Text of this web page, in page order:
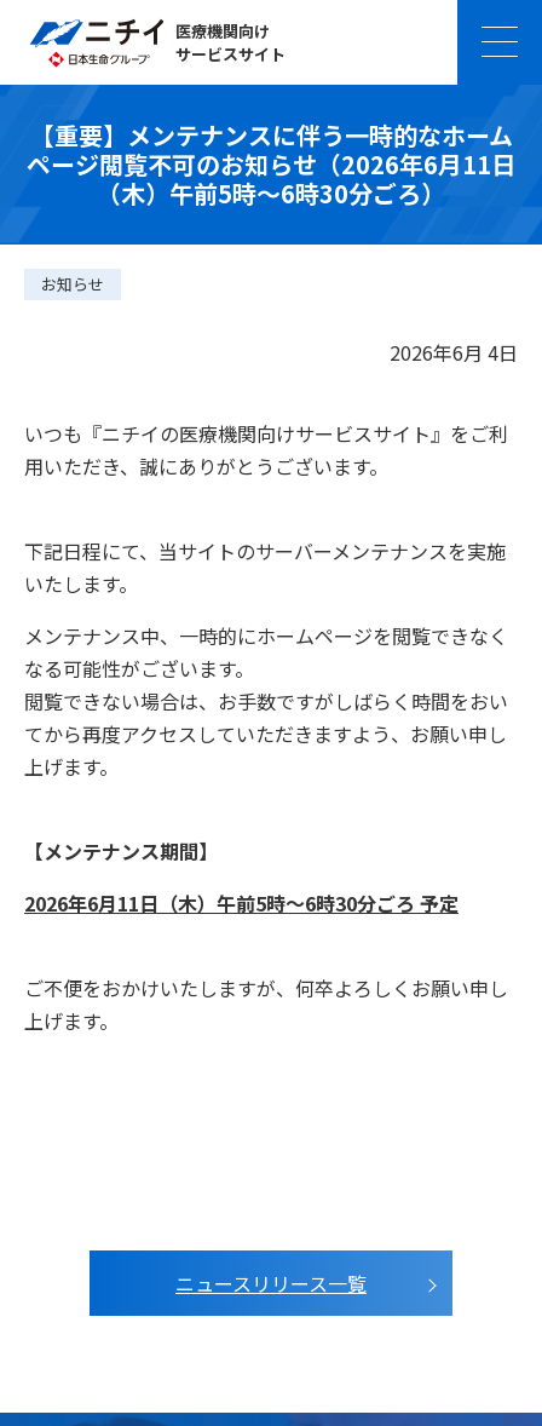
医療機関向け
サービスサイト
【重要】メンテナンスに伴う一時的なホーム
ページ閲覧不可のお知らせ（2026年6月11日
（木）午前5時～6時30分ごろ）
お知らせ
2026年6月 4日
いつも『ニチイの医療機関向けサービスサイト』をご利
用いただき、誠にありがとうございます。
下記日程にて、当サイトのサーバーメンテナンスを実施
いたします。
メンテナンス中、一時的にホームページを閲覧できなく
なる可能性がございます。
閲覧できない場合は、お手数ですがしばらく時間をおい
てから再度アクセスしていただきますよう、お願い申し
上げます。
【メンテナンス期間】
2026年6月11日（木）午前5時～6時30分ごろ 予定
ご不便をおかけいたしますが、何卒よろしくお願い申し
上げます。
ニュースリリース一覧